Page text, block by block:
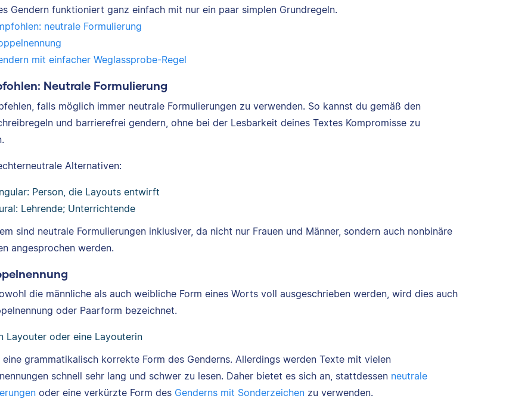
Gendern funktioniert ganz einfach mit nur ein paar simplen Grundregeln.
neutrale Formulierung
mit einfacher Weglassprobe-Regel
Neutrale Formulierung
falls möglich immer neutrale Formulierungen zu verwenden. So kannst du gemäß den
und barrierefrei gendern, ohne bei der Lesbarkeit deines Textes Kompromisse zu
Alternativen:
Person, die Layouts entwirft
Lehrende; Unterrichtende
sind neutrale Formulierungen inklusiver, da nicht nur Frauen und Männer, sondern auch nonbinäre
angesprochen werden.
die männliche als auch weibliche Form eines Worts voll ausgeschrieben werden, wird dies auch
oder Paarform bezeichnet.
Layouter oder eine Layouterin
eine grammatikalisch korrekte Form des Genderns. Allerdings werden Texte mit vielen
schnell sehr lang und schwer zu lesen. Daher bietet es sich an, stattdessen neutrale
oder eine verkürzte Form des Genderns mit Sonderzeichen zu verwenden.